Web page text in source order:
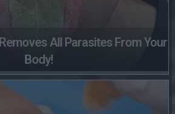
All Parasites From Your
Body!